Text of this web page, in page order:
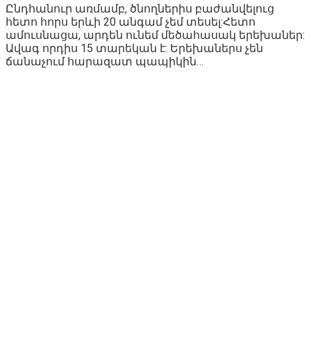
Ընդհանուր առմամբ, ծնողներիս բաժանվելուց
հետո հորս երևի 20 անգամ չեմ տեսել:Հետո
ամուսնացա, արդեն ունեմ մեծահասակ երեխաներ:
Ավագ որդիս 15 տարեկան է: Երեխաներս չեն
ճանաչում հարազատ պապիկին…